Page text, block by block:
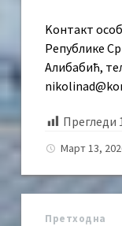
Kонтакт
Републике
Алибабић,
Прегледи
Март 13,
Претходна